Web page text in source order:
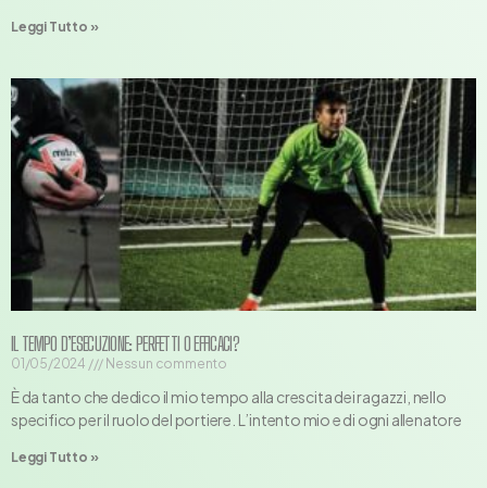
Leggi Tutto »
IL TEMPO D’ESECUZIONE: PERFETTI O EFFICACI?
01/05/2024 Nessun commento
È da tanto che dedico il mio tempo alla crescita dei ragazzi, nello
specifico per il ruolo del portiere. L’intento mio e di ogni allenatore
Leggi Tutto »